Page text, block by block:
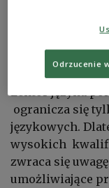
Zdjęcie ilustracyjne
ogranicza się
językowych.
wysokich
zwraca się
umożliwiające
Odrzucenie